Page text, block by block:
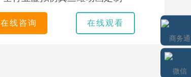
在线咨询 在线观看
商务通